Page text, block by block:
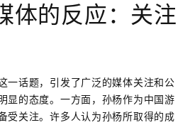
体的反应：关注
一话题，引发了广泛的媒体关注和公
显的态度。一方面，孙杨作为中国游
受关注。许多人认为孙杨所取得的成